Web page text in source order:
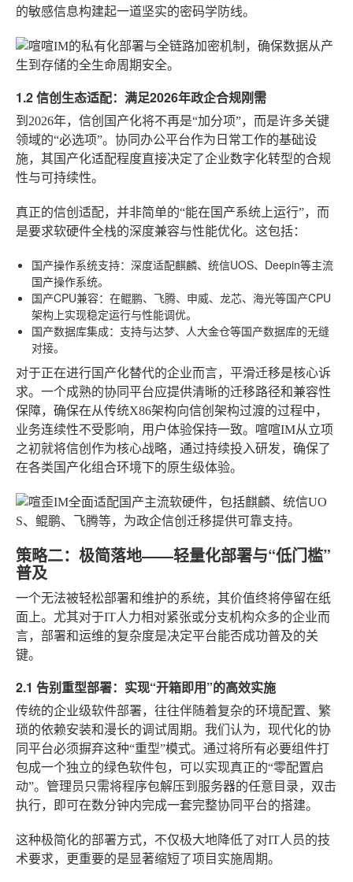
的敏感信息构建起一道坚实的密码学防线。
1.2 信创生态适配：满足2026年政企合规刚需
到2026年，信创国产化将不再是“加分项”，而是许多关键
领域的“必选项”。协同办公平台作为日常工作的基础设
施，其国产化适配程度直接决定了企业数字化转型的合规
性与可持续性。
真正的信创适配，并非简单的“能在国产系统上运行”，而
是要求软硬件全栈的深度兼容与性能优化。这包括：
国产操作系统支持：深度适配麒麟、统信UOS、Deepin等主流
国产操作系统。
国产CPU兼容：在鲲鹏、飞腾、申威、龙芯、海光等国产CPU
架构上实现稳定运行与性能调优。
国产数据库集成：支持与达梦、人大金仓等国产数据库的无缝
对接。
对于正在进行国产化替代的企业而言，平滑迁移是核心诉
求。一个成熟的协同平台应提供清晰的迁移路径和兼容性
保障，确保在从传统X86架构向信创架构过渡的过程中，
业务连续性不受影响，用户体验保持一致。喧喧IM从立项
之初就将信创作为核心战略，通过持续投入研发，确保了
在各类国产化组合环境下的原生级体验。
策略二：极简落地——轻量化部署与“低门槛”
普及
一个无法被轻松部署和维护的系统，其价值终将停留在纸
面上。尤其对于IT人力相对紧张或分支机构众多的企业而
言，部署和运维的复杂度是决定平台能否成功普及的关
键。
2.1 告别重型部署：实现“开箱即用”的高效实施
传统的企业级软件部署，往往伴随着复杂的环境配置、繁
琐的依赖安装和漫长的调试周期。我们认为，现代化的协
同平台必须摒弃这种“重型”模式。通过将所有必要组件打
包成一个独立的绿色软件包，可以实现真正的“零配置启
动”。管理员只需将程序包解压到服务器的任意目录，双击
执行，即可在数分钟内完成一套完整协同平台的搭建。
这种极简化的部署方式，不仅极大地降低了对IT人员的技
术要求，更重要的是显著缩短了项目实施周期。